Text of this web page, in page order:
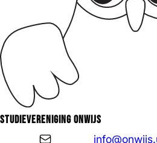
Studievereniging ONWIJS